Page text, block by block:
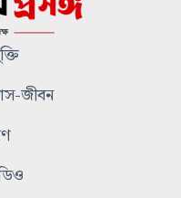
জীবন